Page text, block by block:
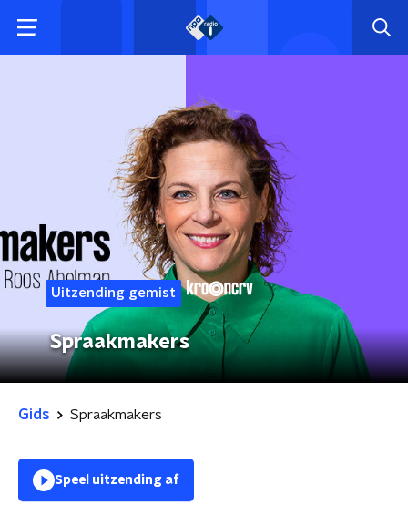
Uitzending gemist
Spraakmakers
Gids Spraakmakers
Speel uitzending af